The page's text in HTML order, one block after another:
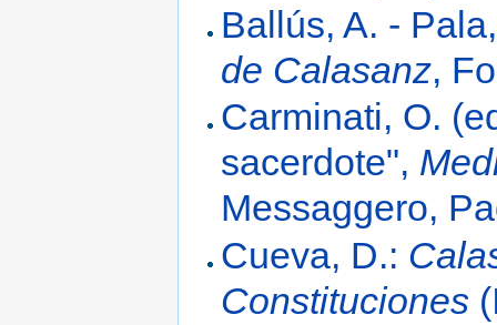
Ballús, A. -
de Calasanz,
Carminati, O.
sacerdote",
Messaggero,
Cueva, D.:
Constituciones